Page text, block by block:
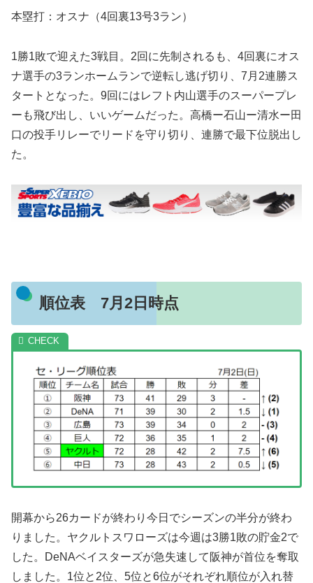
本塁打：オスナ（4回裏13号3ラン）
1勝1敗で迎えた3戦目。2回に先制されるも、4回裏にオス
ナ選手の3ランホームランで逆転し逃げ切り、7月2連勝ス
タートとなった。9回にはレフト内山選手のスーパープレ
ーも飛び出し、いいゲームだった。高橋ー石山ー清水ー田
口の投手リレーでリードを守り切り、連勝で最下位脱出し
た。
順位表 7月2日時点
開幕から26カードが終わり今日でシーズンの半分が終わ
りました。ヤクルトスワローズは今週は3勝1敗の貯金2で
した。DeNAベイスターズが急失速して阪神が首位を奪取
しました。1位と2位、5位と6位がそれぞれ順位が入れ替